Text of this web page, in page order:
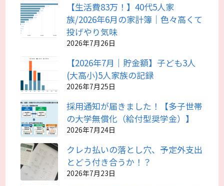
【生活費83万！】40代5人家
族/2026年6月の家計簿｜色々高くて
投げやり気味
2026年7月26日
【2026年7月｜貯金額】子ども3人
(大高小)5人家族の記録
2026年7月25日
採用通知が届きました！【多子世帯
の大学無償化（給付型奨学金）】
2026年7月24日
クレカ払いの落とし穴、予定外支出
とどう付き合うか！？
2026年7月23日